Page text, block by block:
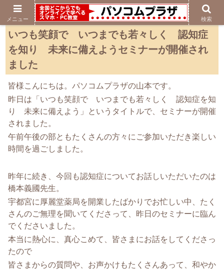
いつも笑顔で いつまでも若々しく 認知症
を知り 未来に備えようセミナーが開催され
ました
皆様こんにちは。パソコムプラザの山本です。
昨日は「いつも笑顔で いつまでも若々しく 認知症を知
り 未来に備えよう」というタイトルで、セミナーが開催
されました。
午前午後の部ともたくさんの方々にご参加いただき楽しい
時間を過ごしました。
昨年に続き、今回も認知症についてお話しいただいたのは
橋本義國先生。
宇都宮に厚麗堂薬局を開業したばかりでお忙しい中、たく
さんのご無理を聞いてくださって、昨日のセミナーに臨ん
でくださいました。
本当に熱心に、真心こめて、皆さまにお話をしてくださっ
たので
皆さまからの質問や、お声かけもたくさんあって、和やか
メニュー 検索